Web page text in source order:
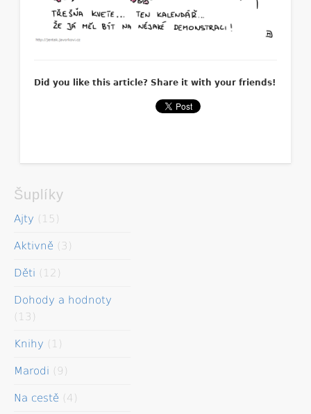
Did you like this article? Share it with your friends!
Šuplíky
Ajty (15)
Aktivně (3)
Děti (12)
Dohody a hodnoty
(13)
Knihy (1)
Marodi (9)
Na cestě (4)